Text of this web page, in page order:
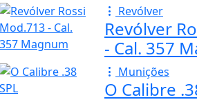
Revólver
Revólver
- Cal. 357
Munições
O Calibre